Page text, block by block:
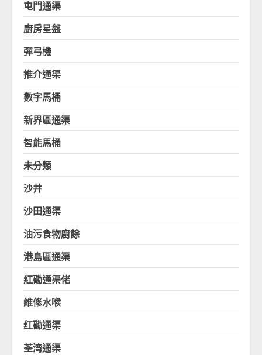
屯門通渠
廚房星盤
彈弓機
推介通渠
數字馬桶
新界區通渠
智能馬桶
未分類
沙井
沙田通渠
油污食物廚餘
港島區通渠
紅磡通渠佬
維修水喉
红磡通渠
荃湾通渠